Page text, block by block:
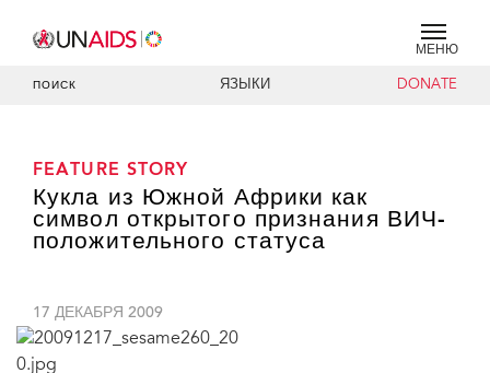
МЕНЮ
ПОИСК ЯЗЫКИ DONATE
FEATURE STORY
Кукла из Южной Африки как
символ открытого признания ВИЧ-
положительного статуса
17 ДЕКАБРЯ 2009